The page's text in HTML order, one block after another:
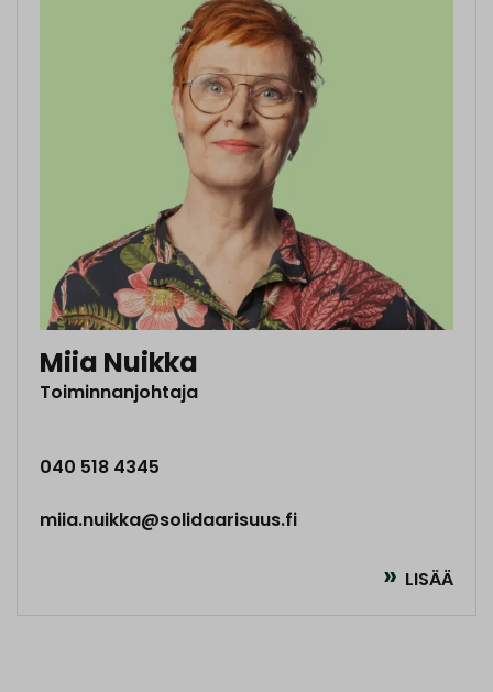
Miia Nuikka
Toiminnanjohtaja
040 518 4345
miia.nuikka@solidaarisuus.fi
LISÄÄ